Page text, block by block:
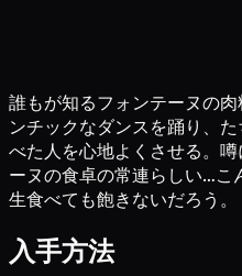
誰もが知るフォンテーヌの
ンチックなダンスを踊り、
べた人を心地よくさせる。
ーヌの食卓の常連らしい…こ
生食べても飽きないだろう。
入手方法